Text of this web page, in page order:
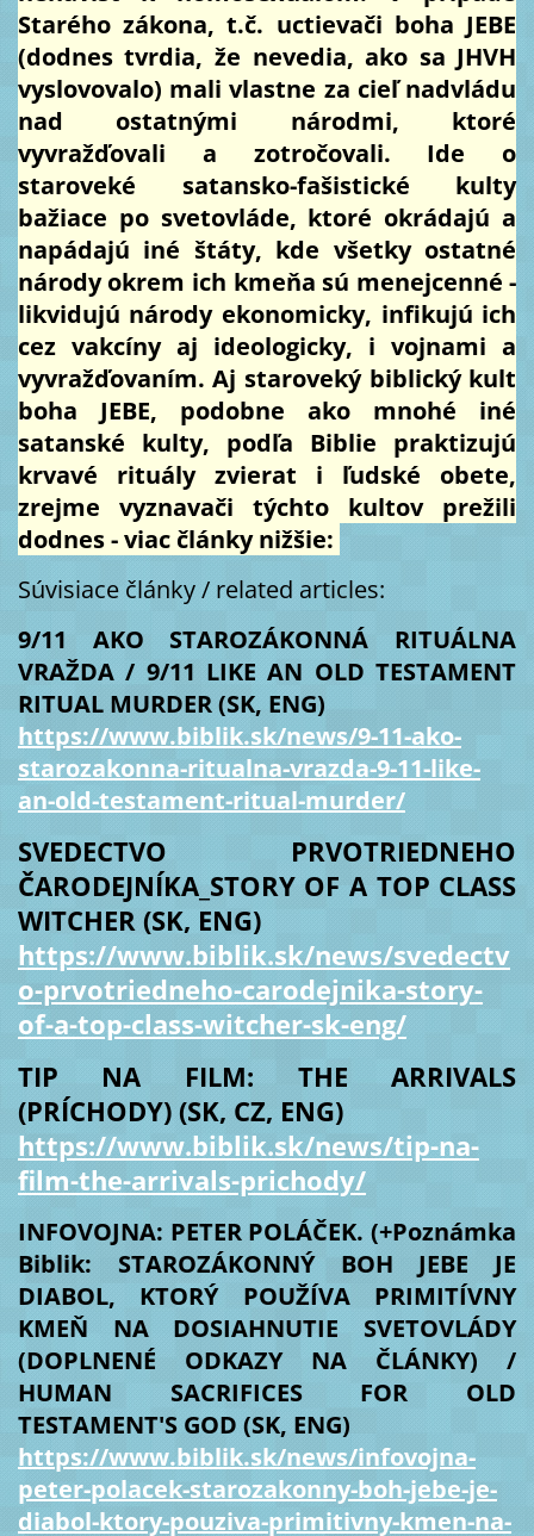
Starého zákona, t.č. uctievači boha JEBE
(dodnes tvrdia, že nevedia, ako sa JHVH
vyslovovalo) mali vlastne za cieľ nadvládu
nad ostatnými národmi, ktoré
vyvražďovali a zotročovali. Ide o
staroveké satansko-fašistické kulty
bažiace po svetovláde, ktoré okrádajú a
napádajú iné štáty, kde všetky ostatné
národy okrem ich kmeňa sú menejcenné -
likvidujú národy ekonomicky, infikujú ich
cez vakcíny aj ideologicky, i vojnami a
vyvražďovaním. Aj staroveký biblický kult
boha JEBE, podobne ako mnohé iné
satanské kulty, podľa Biblie praktizujú
krvavé rituály zvierat i ľudské obete,
zrejme vyznavači týchto kultov prežili
dodnes - viac články nižšie:
Súvisiace články / related articles:
9/11 AKO STAROZÁKONNÁ RITUÁLNA
VRAŽDA / 9/11 LIKE AN OLD TESTAMENT
RITUAL MURDER (SK, ENG)
https://www.biblik.sk/news/9-11-ako-
starozakonna-ritualna-vrazda-9-11-like-
an-old-testament-ritual-murder/
SVEDECTVO PRVOTRIEDNEHO
ČARODEJNÍKA_STORY OF A TOP CLASS
WITCHER (SK, ENG)
https://www.biblik.sk/news/svedectv
o-prvotriedneho-carodejnika-story-
of-a-top-class-witcher-sk-eng/
TIP NA FILM: THE ARRIVALS
(PRÍCHODY) (SK, CZ, ENG)
https://www.biblik.sk/news/tip-na-
film-the-arrivals-prichody/
INFOVOJNA: PETER POLÁČEK. (+Poznámka
Biblik: STAROZÁKONNÝ BOH JEBE JE
DIABOL, KTORÝ POUŽÍVA PRIMITÍVNY
KMEŇ NA DOSIAHNUTIE SVETOVLÁDY
(DOPLNENÉ ODKAZY NA ČLÁNKY) /
HUMAN SACRIFICES FOR OLD
TESTAMENT'S GOD (SK, ENG)
https://www.biblik.sk/news/infovojna-
peter-polacek-starozakonny-boh-jebe-je-
diabol-ktory-pouziva-primitivny-kmen-na-